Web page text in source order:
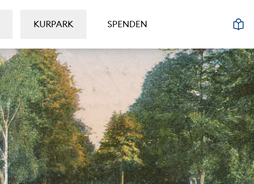
KURPARK SPENDEN